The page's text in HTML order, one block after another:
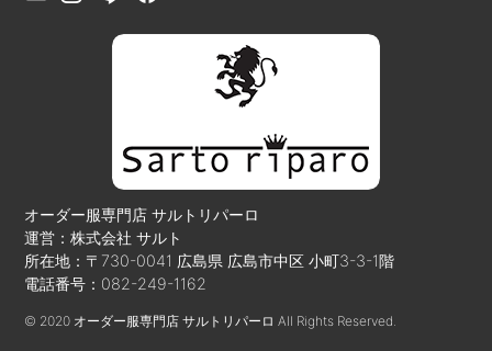
オーダー服専門店 サルトリパーロ
運営：株式会社 サルト
所在地：〒730-0041 広島県 広島市中区 小町3-3-1階
電話番号：082-249-1162
© 2020 オーダー服専門店 サルトリパーロ All Rights Reserved.